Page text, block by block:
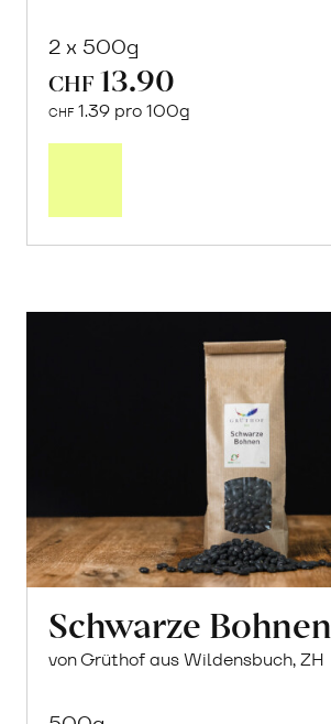
2 x 500g
CHF 13.90
CHF 1.39 pro 100g
Schwarze Bohnen
von Grüthof aus Wildensbuch, ZH